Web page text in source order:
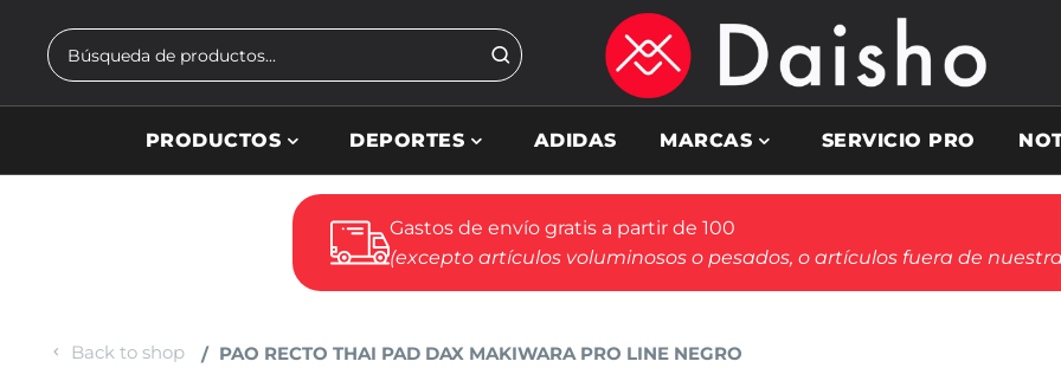
Buscar
PRODUCTOS DEPORTES ADIDAS MARCAS SERVICIO PRO
Gastos de envío gratis a partir de 100
(excepto artículos voluminosos o pesados, o artículos fuera de
Back to shop PAO RECTO THAI PAD DAX MAKIWARA PRO LINE NEGRO